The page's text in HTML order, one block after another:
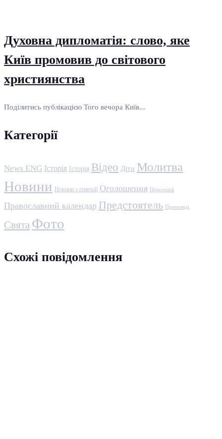
Духовна дипломатія: слово, яке
Київ промовив до світового
християнства
Поділитись публікацією Того вечора Київ...
Категорії
News ENG Історія Історія Відео Діти Молитва
Новини Новини з єпархій Оголошення Персоналі
Православний календар Предстоятель Проповіді
Свята Фото
Схожі повідомлення